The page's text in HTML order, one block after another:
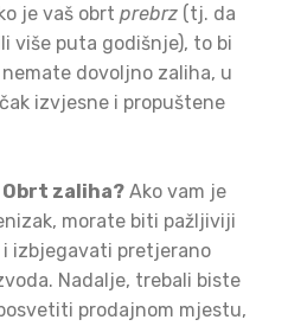
je vaš obrt prebrz (tj. da
više puta godišnje), to bi
dovoljno zaliha, u
izvjesne i propuštene
zaliha? Ako vam je
morate biti pažljiviji
i izbjegavati pretjerano
Nadalje, trebali biste
prodajnom mjestu,